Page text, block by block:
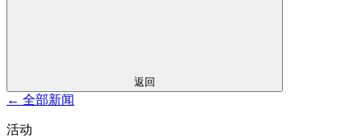
返回
← 全部新闻
活动